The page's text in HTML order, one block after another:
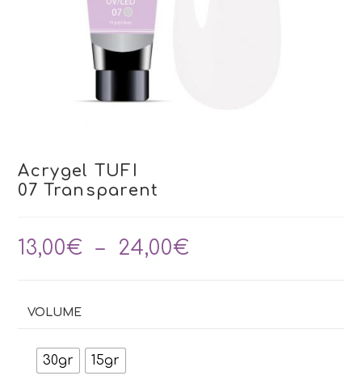
Acrygel TUFI
07 Transparent
13,00€ – 24,00€
VOLUME
30gr 15gr